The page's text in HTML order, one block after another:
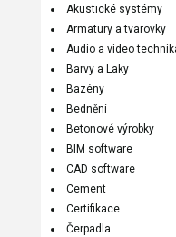
Akustické systémy
Armatury a tvarovky
Audio a video
Barvy a Laky
Bazény
Bednění
Betonové výrobky
BIM software
CAD software
Cement
Certifikace
Čerpadla